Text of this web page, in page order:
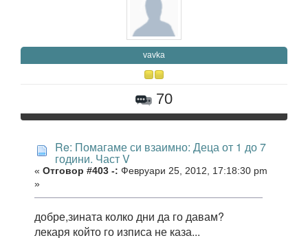
vavka
70
Re: Помагаме си взаимно: Деца от 1 до 7
години. Част V
« Отговор #403 -: Февруари 25, 2012, 17:18:30 pm
»
добре,зината колко дни да го давам?
лекаря който го изписа не каза...